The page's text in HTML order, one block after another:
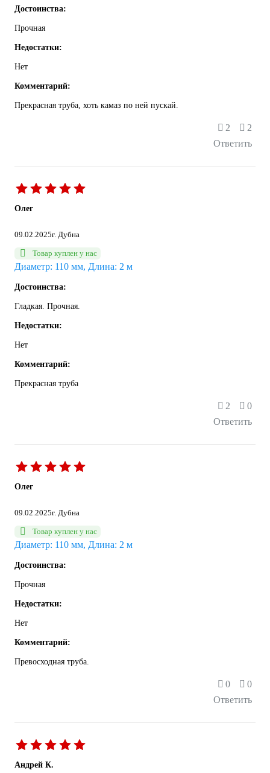
Достоинства:
Прочная
Недостатки:
Нет
Комментарий:
Прекрасная труба, хоть камаз по ней пускай.
Ответить
2 2
Олег
09.02.2025г. Дубна
Товар куплен у нас
Диаметр: 110 мм, Длина: 2 м
Достоинства:
Гладкая. Прочная.
Недостатки:
Нет
Комментарий:
Прекрасная труба
Ответить
2 0
Олег
09.02.2025г. Дубна
Товар куплен у нас
Диаметр: 110 мм, Длина: 2 м
Достоинства:
Прочная
Недостатки:
Нет
Комментарий:
Превосходная труба.
Ответить
0 0
Андрей К.